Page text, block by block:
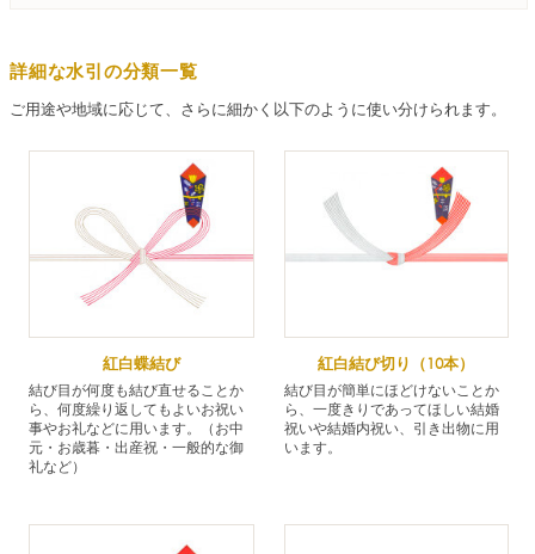
詳細な水引の分類一覧
ご用途や地域に応じて、さらに細かく以下のように使い分けられます。
紅白蝶結び
結び目が何度も結び直せることか
ら、何度繰り返してもよいお祝い
事やお礼などに用います。（お中
元・お歳暮・出産祝・一般的な御
礼など）
紅白結び切り（10本）
結び目が簡単にほどけないことか
ら、一度きりであってほしい結婚
祝いや結婚内祝い、引き出物に用
います。